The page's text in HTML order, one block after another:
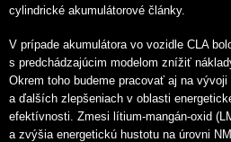
cylindrické akumulátorové články.
V prípade akumulátora vo vozidle CLA
s predchádzajúcim modelom znížiť
Okrem toho budeme pracovať aj na
a ďalších zlepšeniach v oblasti
efektívnosti. Zmesi lítium-mangán-oxid
a zvýšia energetickú hustotu na úrovni